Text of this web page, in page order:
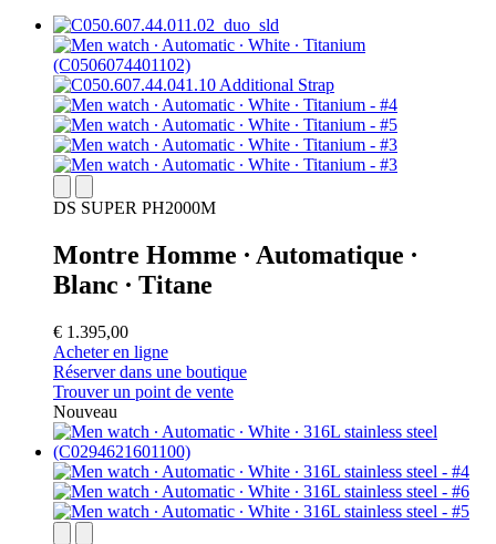
DS SUPER PH2000M
Montre Homme ∙ Automatique ∙
Blanc ∙ Titane
€ 1.395,00
Acheter en ligne
Réserver dans une boutique
Trouver un point de vente
Nouveau